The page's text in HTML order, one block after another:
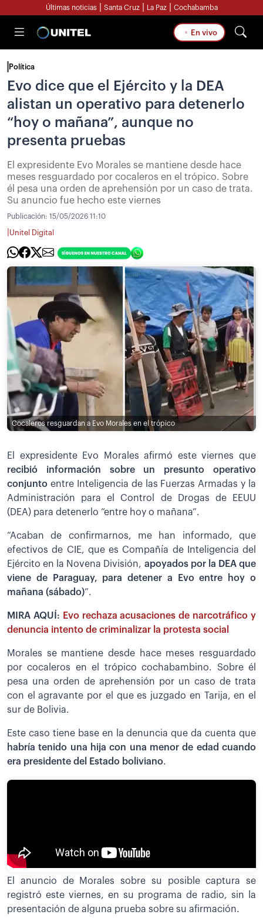
Últimas noticias Santa Cruz La Paz Cochabamba
En vivo
Política
Evo dice que el Ejército y la DEA
alistan un operativo para detenerlo
“hoy o mañana”, aunque no
presenta pruebas
El expresidente Evo Morales se mantiene desde hace
meses resguardado por cocaleros en el trópico. Sobre
él pesa una orden de aprehensión por un caso de trata.
Su anuncio fue hecho este viernes
Publicación: 15/05/2026 11:10
Unitel Digital
Cocaleros resguardan a Evo Morales en el trópico
El expresidente Evo Morales afirmó este viernes que
recibió información sobre un presunto operativo
conjunto entre Inteligencia de las Fuerzas Armadas y la
Administración para el Control de Drogas de EEUU
(DEA) para detenerlo “entre hoy o mañana”.
“Acaban de confirmarnos, me han informado, que
efectivos de CIE, que es Compañía de Inteligencia del
Ejército en la Novena División, apoyados por la DEA que
viene de Paraguay, para detener a Evo entre hoy o
mañana (sábado)”.
MIRA AQUÍ: Evo rechaza acusaciones de narcotráfico y
denuncia intento de criminalizar la protesta social
Morales se mantiene desde hace meses resguardado
por cocaleros en el trópico cochabambino. Sobre él
pesa una orden de aprehensión por un caso de trata
con el agravante por el que es juzgado en Tarija, en el
sur de Bolivia.
Este caso tiene base en la denuncia que da cuenta que
habría tenido una hija con una menor de edad cuando
era presidente del Estado boliviano.
El anuncio de Morales sobre su posible captura se
registró este viernes, en su programa de radio, sin la
presentación de alguna prueba sobre su afirmación.